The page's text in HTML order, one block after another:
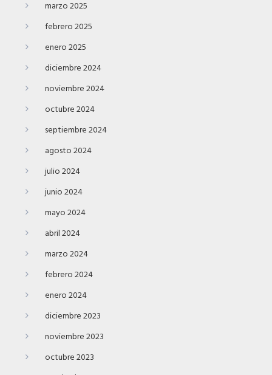
marzo 2025
febrero 2025
enero 2025
diciembre 2024
noviembre 2024
octubre 2024
septiembre 2024
agosto 2024
julio 2024
junio 2024
mayo 2024
abril 2024
marzo 2024
febrero 2024
enero 2024
diciembre 2023
noviembre 2023
octubre 2023